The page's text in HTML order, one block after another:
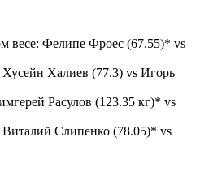
весе: Фелипе Фроес (67.55)* vs
Халиев (77.3) vs Игорь
Расулов (123.35 кг)* vs
Виталий Слипенко (78.05)* vs